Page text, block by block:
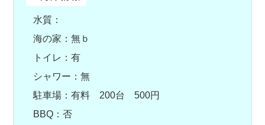
水質：
海の家：無ｂ
トイレ：有
シャワー：無
駐車場：有料 200台 500円
BBQ：否